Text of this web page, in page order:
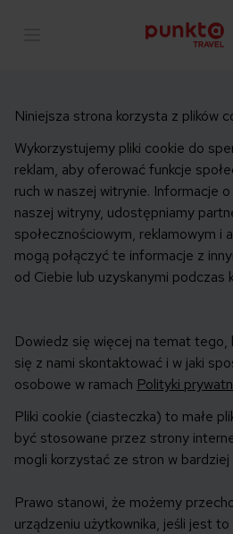
Niniejsza strona korzysta z plików
Wykorzystujemy pliki cookie do
reklam, aby oferować funkcje
ruch w naszej witrynie. Informacje
naszej witryny, udostępniamy
społecznościowym, reklamowym i
mogą połączyć te informacje z
od Ciebie lub uzyskanymi podczas
Dowiedz się więcej na temat tego,
się z nami skontaktować i w jaki
osobowe w ramach Polityki
Pliki cookie (ciasteczka) to małe
być stosowane przez strony
mogli korzystać ze stron w
Prawo stanowi, że możemy
urządzeniu użytkownika, jeśli jest